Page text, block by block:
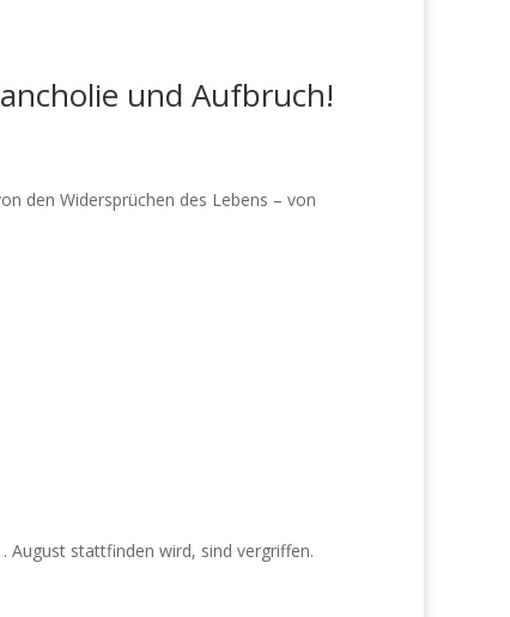
und Aufbruch!
den Widersprüchen des Lebens – von
August stattfinden wird, sind vergriffen.